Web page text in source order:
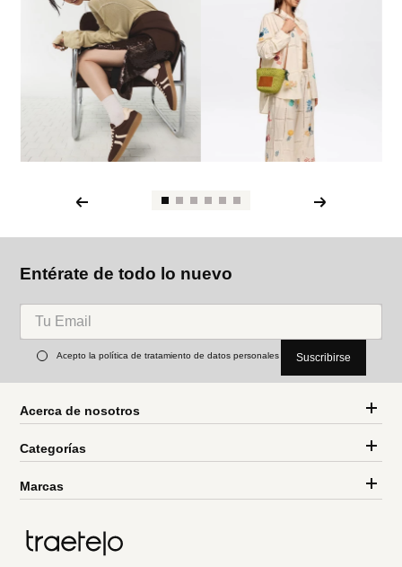
Entérate de todo lo nuevo
Acepto la política de tratamiento de datos personales Suscribirse
Acerca de nosotros
Categorías
Marcas